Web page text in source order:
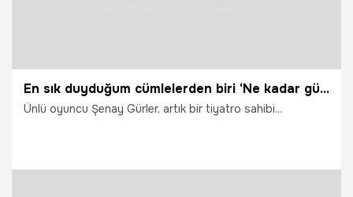
En sık duyduğum cümlelerden biri ‘Ne kadar güzelmişsiniz’
Ünlü oyuncu Şenay Gürler, artık bir tiyatro sahibi...